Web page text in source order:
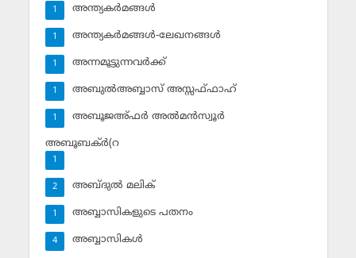
അന്ത്യകര്‍മങ്ങള്‍
1
അന്ത്യകര്‍മങ്ങള്‍-ലേഖനങ്ങള്‍
1
അന്നമൂട്ടുന്നവര്‍ക്ക്
1
അബുല്‍അബ്ബാസ് അസ്സഫ്ഫാഹ്‌
1
അബൂജഅ്ഫര്‍ അല്‍മന്‍സ്വൂര്‍
1
അബൂബക്ര്‍(റ
1
അബ്ദുല്‍ മലിക്‌
2
അബ്ബാസികളുടെ പതനം
1
അബ്ബാസികള്‍
4